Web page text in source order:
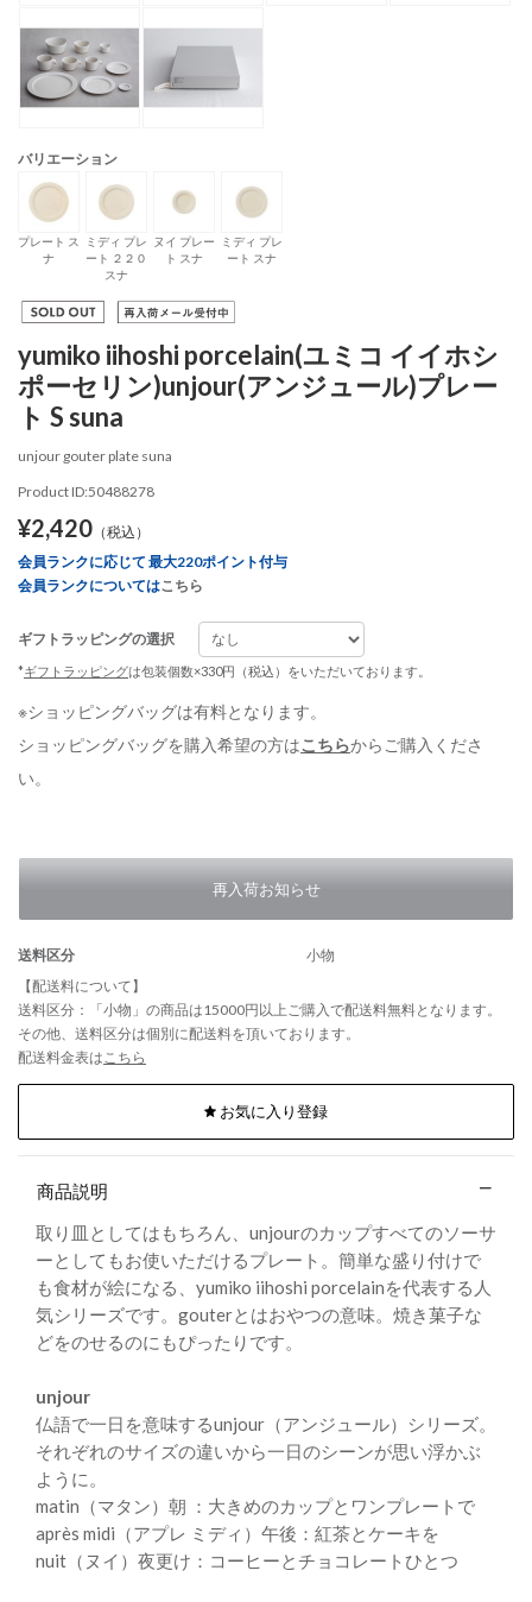
バリエーション
プレート ス
ナ
ミディ プレ
ート ２２０
スナ
ヌイ プレー
ト スナ
ミディ プレ
ート スナ
yumiko iihoshi porcelain(ユミコ イイホシ
ポーセリン)unjour(アンジュール)プレー
ト S suna
unjour gouter plate suna
Product ID:50488278
¥2,420 （税込）
会員ランクに応じて 最大220ポイント付与
会員ランクについてはこちら
ギフトラッピングの選択
*ギフトラッピングは包装個数×330円（税込）をいただいております。
※ショッピングバッグは有料となります。
ショッピングバッグを購入希望の方はこちらからご購入くださ
い。
再入荷お知らせ
送料区分
小物
【配送料について】
送料区分：「小物」の商品は15000円以上ご購入で配送料無料となります。
その他、送料区分は個別に配送料を頂いております。
配送料金表は こちら
お気に入り登録
商品説明
取り皿としてはもちろん、unjourのカップすべてのソーサ
ーとしてもお使いただけるプレート。簡単な盛り付けで
も食材が絵になる、yumiko iihoshi porcelainを代表する人
気シリーズです。gouterとはおやつの意味。焼き菓子な
どをのせるのにもぴったりです。
unjour
仏語で一日を意味するunjour（アンジュール）シリーズ。
それぞれのサイズの違いから一日のシーンが思い浮かぶ
ように。
matin（マタン）朝 ：大きめのカップとワンプレートで
après midi（アプレ ミディ）午後：紅茶とケーキを
nuit（ヌイ）夜更け：コーヒーとチョコレートひとつ